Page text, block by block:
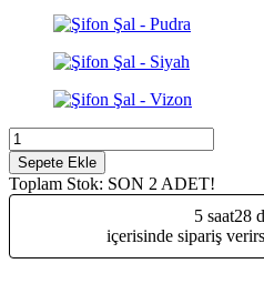
Sepete Ekle
Toplam Stok: SON 2 ADET!
5 saat28
içerisinde sipariş